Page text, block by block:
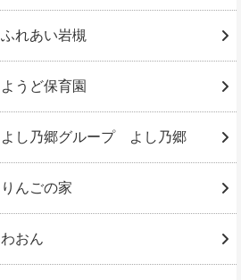
ふれあい岩槻
ようど保育園
よし乃郷グループ よし乃郷
りんごの家
わおん